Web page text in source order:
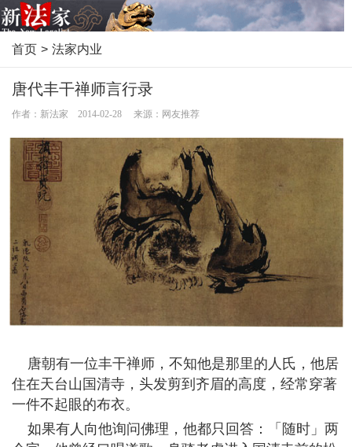
首页 > 法家内业
唐代丰干禅师言行录
作者：新法家 2014-02-28 来源：网友推荐
唐朝有一位丰干禅师，不知他是那里的人氏，他居
住在天台山国清寺，头发剪到齐眉的高度，经常穿著
一件不起眼的布衣。
如果有人向他询问佛理，他都只回答：「随时」两